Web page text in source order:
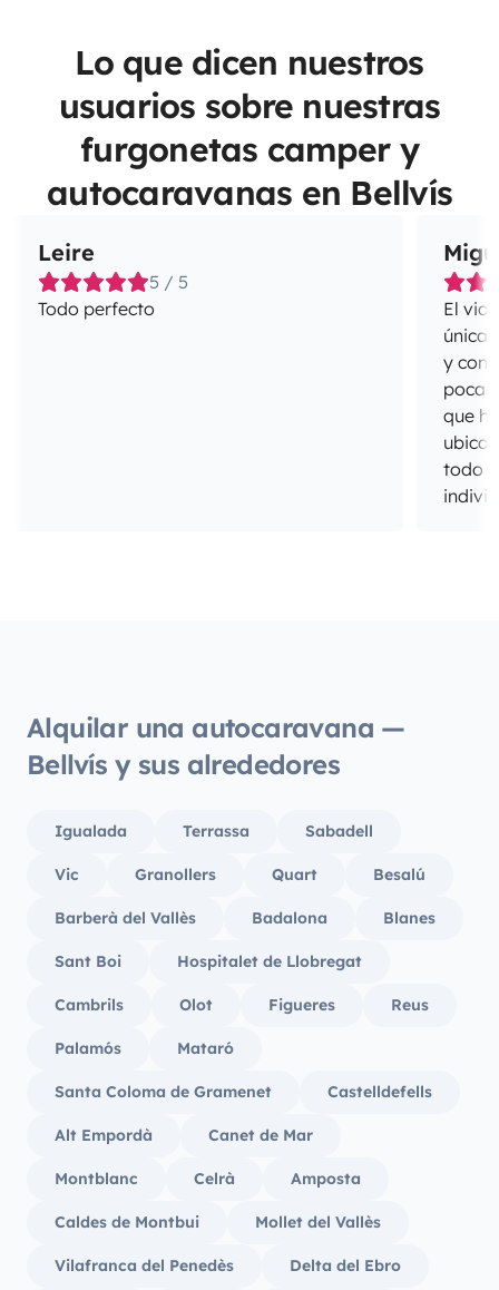
Lo que dicen nuestros
usuarios sobre nuestras
furgonetas camper y
autocaravanas en Bellvís
Leire
5 / 5
Todo perfecto
El
y
que
todo
Alquilar una autocaravana —
Bellvís y sus alrededores
Igualada Terrassa Sabadell
Vic Granollers Quart Besalú
Barberà del Vallès Badalona Blanes
Sant Boi Hospitalet de Llobregat
Cambrils Olot Figueres Reus
Palamós Mataró
Santa Coloma de Gramenet Castelldefells
Alt Empordà Canet de Mar
Montblanc Celrà Amposta
Caldes de Montbui Mollet del Vallès
Vilafranca del Penedès Delta del Ebro